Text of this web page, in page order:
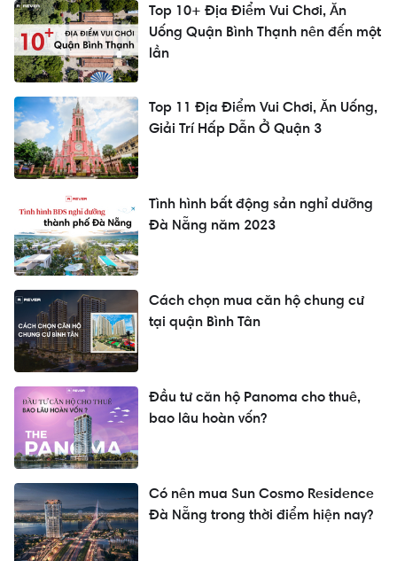
Top 10+ Địa Điểm Vui Chơi, Ăn
Uống Quận Bình Thạnh nên đến một
lần
Top 11 Địa Điểm Vui Chơi, Ăn Uống,
Giải Trí Hấp Dẫn Ở Quận 3
Tình hình bất động sản nghỉ dưỡng
Đà Nẵng năm 2023
Cách chọn mua căn hộ chung cư
tại quận Bình Tân
Đầu tư căn hộ Panoma cho thuê,
bao lâu hoàn vốn?
Có nên mua Sun Cosmo Residence
Đà Nẵng trong thời điểm hiện nay?